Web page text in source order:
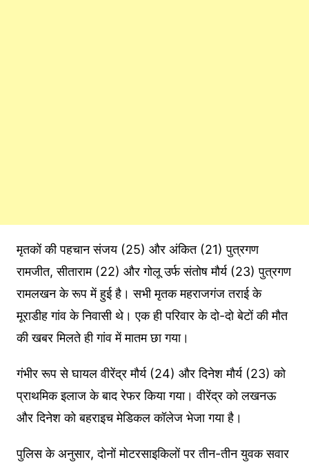
मृतकों की पहचान संजय (25) और अंकित (21) पुत्रगण
रामजीत, सीताराम (22) और गोलू उर्फ संतोष मौर्य (23) पुत्रगण
रामलखन के रूप में हुई है। सभी मृतक महराजगंज तराई के
मूराडीह गांव के निवासी थे। एक ही परिवार के दो-दो बेटों की मौत
की खबर मिलते ही गांव में मातम छा गया।
गंभीर रूप से घायल वीरेंद्र मौर्य (24) और दिनेश मौर्य (23) को
प्राथमिक इलाज के बाद रेफर किया गया। वीरेंद्र को लखनऊ
और दिनेश को बहराइच मेडिकल कॉलेज भेजा गया है।
पुलिस के अनुसार, दोनों मोटरसाइकिलों पर तीन-तीन युवक सवार